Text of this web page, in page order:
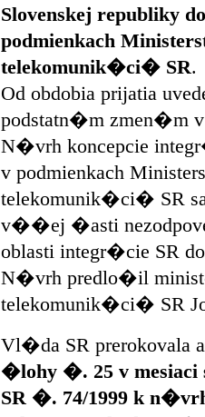
Slovenskej republiky
podmienkach
telekomunik�ci� SR.
Od obdobia prijatia
podstatn�m zmen�m
N�vrh koncepcie
v podmienkach
telekomunik�ci� SR
v��ej �asti
oblasti integr�cie SR
N�vrh predlo�il
telekomunik�ci� SR
Vl�da SR prerokovala
�lohy �. 25 v mesiaci
SR �. 74/1999 k